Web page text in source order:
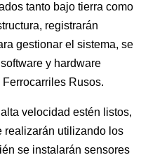
tanto bajo tierra como
registrarán
gestionar el sistema, se
y hardware
Rusos.
velocidad estén listos,
realizarán utilizando los
se instalarán sensores